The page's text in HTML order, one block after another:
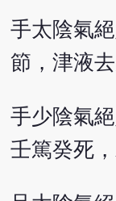
手太陰氣
節，津液
手少陰氣
壬篤癸死，